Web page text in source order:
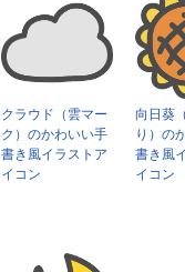
クラウド（雲マー
ク）のかわいい手
書き風イラストア
イコン
向日葵
り）の
書き風
イコン